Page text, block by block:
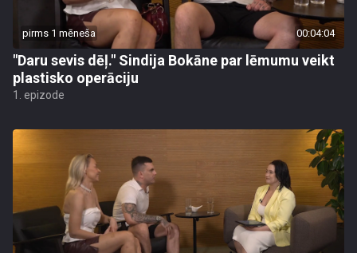
pirms 1 mēneša 00:04:04
"Daru sevis dēļ." Sindija Bokāne par lēmumu veikt
plastisko operāciju
1. epizode